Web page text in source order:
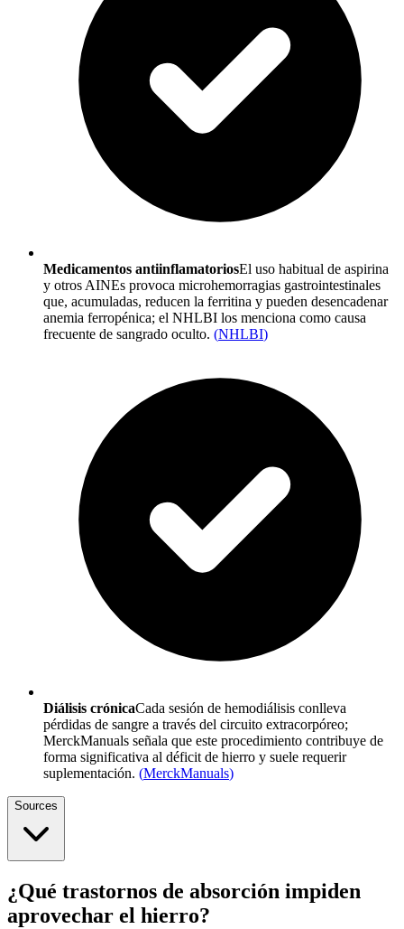
Medicamentos antiinflamatoriosEl uso habitual de aspirina
y otros AINEs provoca microhemorragias gastrointestinales
que, acumuladas, reducen la ferritina y pueden desencadenar
anemia ferropénica; el NHLBI los menciona como causa
frecuente de sangrado oculto. (NHLBI)
Diálisis crónicaCada sesión de hemodiálisis conlleva
pérdidas de sangre a través del circuito extracorpóreo;
MerckManuals señala que este procedimiento contribuye de
forma significativa al déficit de hierro y suele requerir
suplementación. (MerckManuals)
Sources
¿Qué trastornos de absorción impiden
aprovechar el hierro?